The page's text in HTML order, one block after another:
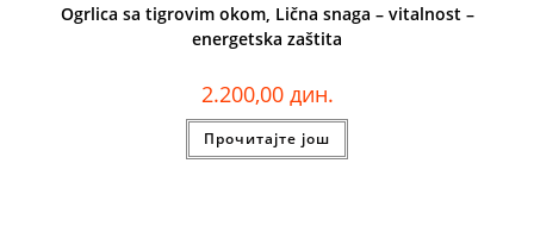
Ogrlica sa tigrovim okom, Lična snaga – vitalnost –
energetska zaštita
2.200,00 дин.
Прочитајте још